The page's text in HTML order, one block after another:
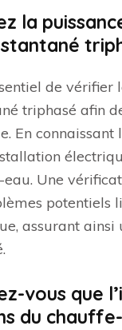
la
de vérifier
triphasé afin
En connaissant
Une
potentiels
assurant
vous que
du